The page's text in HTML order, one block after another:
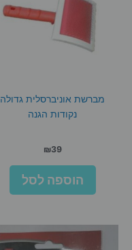
מברשת אוניברסלית גדולה
נקודות הגנה
₪39
הוספה לסל